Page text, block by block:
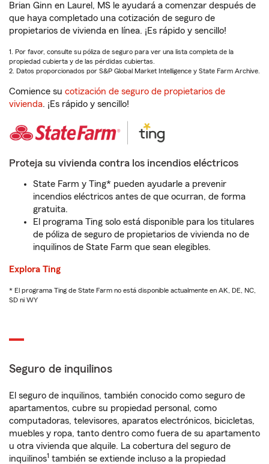
Brian Ginn en Laurel, MS le ayudará a comenzar después de
que haya completado una cotización de seguro de
propietarios de vivienda en línea. ¡Es rápido y sencillo!
1. Por favor, consulte su póliza de seguro para ver una lista completa de la
propiedad cubierta y de las pérdidas cubiertas.
2. Datos proporcionados por S&P Global Market Intelligence y State Farm Archive.
Comience su cotización de seguro de propietarios de
vivienda. ¡Es rápido y sencillo!
Proteja su vivienda contra los incendios eléctricos
State Farm y Ting* pueden ayudarle a prevenir
incendios eléctricos antes de que ocurran, de forma
gratuita.
El programa Ting solo está disponible para los titulares
de póliza de seguro de propietarios de vivienda no de
inquilinos de State Farm que sean elegibles.
Explora Ting
* El programa Ting de State Farm no está disponible actualmente en AK, DE, NC,
SD ni WY
Seguro de inquilinos
El seguro de inquilinos, también conocido como seguro de
apartamentos, cubre su propiedad personal, como
computadoras, televisores, aparatos electrónicos, bicicletas,
muebles y ropa, tanto dentro como fuera de su apartamento
u otra vivienda que alquile. La cobertura del seguro de
inquilinos1 también se extiende incluso a la propiedad